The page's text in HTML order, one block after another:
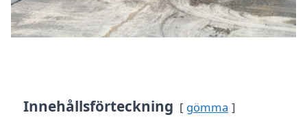
Innehållsförteckning gömma